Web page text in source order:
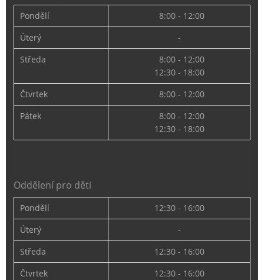
Pondělí
8:00 - 12:00
Úterý
-
Středa
8:00 - 12:00
12:30 - 18:00
Čtvrtek
8:00 - 12:00
Pátek
8:00 - 12:00
12:30 - 18:00
Oddělení pro děti
Pondělí
12:30 - 16:00
Úterý
-
Středa
12:30 - 16:00
Čtvrtek
12:30 - 16:00